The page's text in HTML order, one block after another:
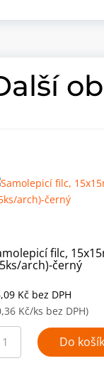
filc,
arch)-černý
Kč bez DPH
Kč/ks bez DPH)
arch)-
Do